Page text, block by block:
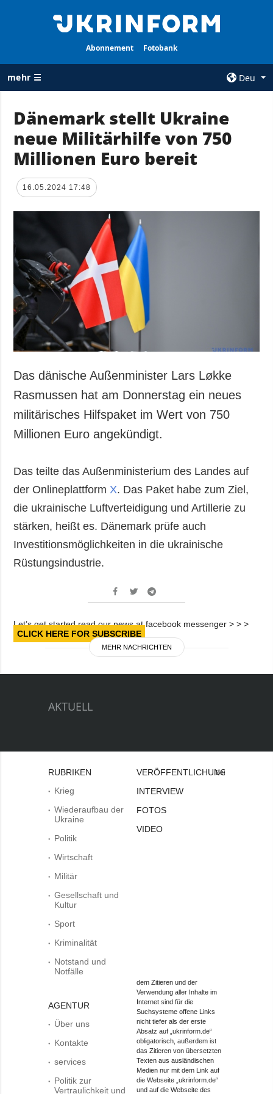
Abonnement Fotobank
mehr ☰
Deu
ALLE
RUBRIKEN
Krieg
Wiederaufbau
Militär
Gesellschaft und
Kultur
Sport
Kriminalität
Notstand und
AGENTUR
Über uns
Politik zur
ZUSÄTZLICH
Veröffentlichungen
Interview
Video
LEISTUNGEN
Abonnement
Dänemark stellt Ukraine
neue Militärhilfe von 750
Millionen Euro bereit
16.05.2024 17:48
Das dänische Außenminister Lars Løkke
Rasmussen hat am Donnerstag ein neues
militärisches Hilfspaket im Wert von 750
Millionen Euro angekündigt.
Das teilte das Außenministerium des Landes auf
der Onlineplattform X. Das Paket habe zum Ziel,
die ukrainische Luftverteidigung und Artillerie zu
stärken, heißt es. Dänemark prüfe auch
Investitionsmöglichkeiten in die ukrainische
Rüstungsindustrie.
Let’s get started read our news at facebook messenger > > >
CLICK HERE FOR SUBSCRIBE
MEHR NACHRICHTEN
AKTUELL
RUBRIKEN
Krieg
Wiederaufbau der
Ukraine
Politik
Wirtschaft
Militär
Gesellschaft und
Kultur
Sport
Kriminalität
Notstand und
Notfälle
AGENTUR
Über uns
Kontakte
services
Politik zur
Vertraulichkeit und
VERÖFFENTLICHUNGEN
INTERVIEW
FOTOS
VIDEO
Bei
dem Zitieren und der
Verwendung aller Inhalte im
Internet sind für die
Suchsysteme offene Links
nicht tiefer als der erste
Absatz auf „ukrinform.de“
obligatorisch, außerdem ist
das Zitieren von übersetzten
Texten aus ausländischen
Medien nur mit dem Link auf
die Webseite „ukrinform.de“
und auf die Webseite des